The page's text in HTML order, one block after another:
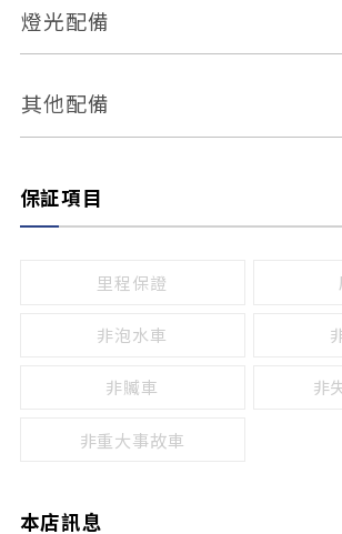
倒車雷達
無
引擎啟閉系統
燈光配備
感應頭燈
頭燈光源
其他配備
保証項目
里程保證
非泡水車
非贓車 非
非重大事故車
本店訊息